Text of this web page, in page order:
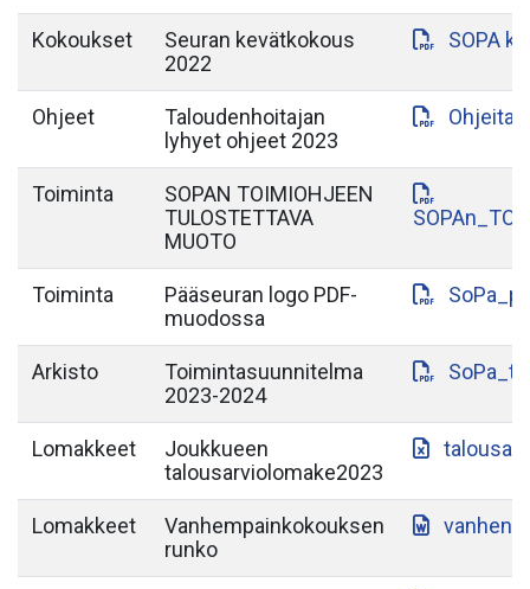
Kokoukset
Seuran kevätkokous
2022
SOPA
Ohjeet
Taloudenhoitajan
lyhyet ohjeet 2023
Toiminta
SOPAN TOIMIOHJEEN
TULOSTETTAVA
MUOTO
Toiminta
Pääseuran logo PDF-
muodossa
Arkisto
Toimintasuunnitelma
2023-2024
Lomakkeet
Joukkueen
talousarviolomake2023
Lomakkeet
Vanhempainkokouksen
runko